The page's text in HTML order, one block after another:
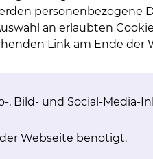
Auswahl und
Mitarbeiterinnen und
nutzen
personenbezogene
an erlaubten
Link am Ende der
, Bild- und Social-Media-
Webseite benötigt.